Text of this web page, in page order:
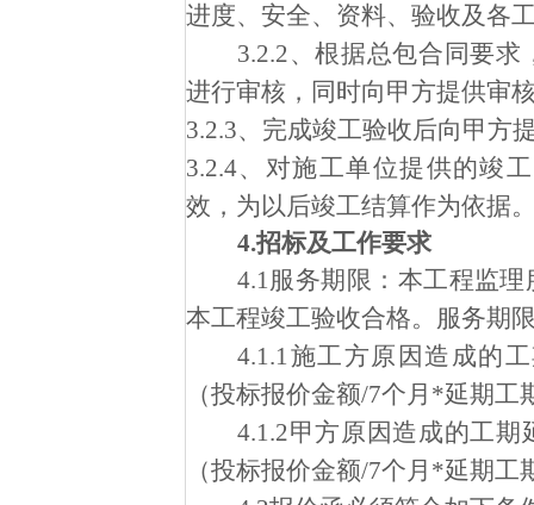
进度、安全、资料、验收及各
3.2.2、根据总包合同要
进行审核，同时向甲方提供审
3.2.3、完成竣工验收后向甲方
3.2.4、对施工单位提供的竣
效，为以后竣工结算作为依据
4.招标及工作要求
4.1服务期限：本工程监
本工程竣工验收合格。服务期
4.1.1施工方原因造成的
（投标报价金额/7个月*延期工
4.1.2甲方原因造成的工
（投标报价金额/7个月*延期工